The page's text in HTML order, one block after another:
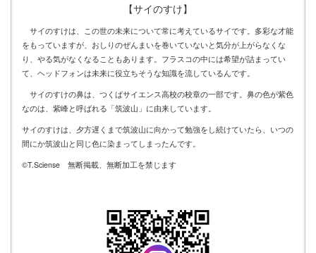
【サイのすけ】
サイのすけは、この世の未来について常に考えているサイです。多彩な才能
をもっていますが、おしりのぜんまいを巻いていないと気分が上がらなくな
り、やる気がなくなることもあります。フラスコの中には希望が詰まってい
て、ヘッドフォンは未来に役立ちそうな知識を流しているんです。
サイのすけの鼻は、つくばサイエンス高校の校章の一部です。鼻の色が紫色
なのは、紫峰と呼ばれる「筑波山」に由来しています。
サイのすけは、夕方遅くまで筑波山に向かって勉強をし続けていたら、いつの
間にか筑波山と同じ色に染まってしまったんです。
©T.Sciense 無断掲載、無断加工を禁じます